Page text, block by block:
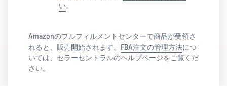
い。
Amazonのフルフィルメントセンターで商品が受領さ
れると、販売開始されます。 FBA注文の管理方法につ
いては、セラーセントラルのヘルプページをご覧くだ
さい。